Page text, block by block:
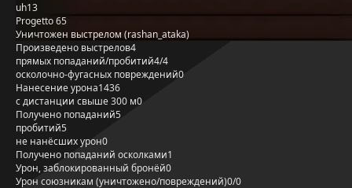
uh13
Progetto 65
Уничтожен выстрелом (rashan_ataka)
Произведено выстрелов4
прямых попаданий/пробитий4/4
осколочно-фугасных повреждений0
Нанесение урона1436
с дистанции свыше 300 м0
Получено попаданий5
пробитий5
не нанёсших урон0
Получено попаданий осколками1
Урон, заблокированный бронёй0
Урон союзникам (уничтожено/повреждений)0/0